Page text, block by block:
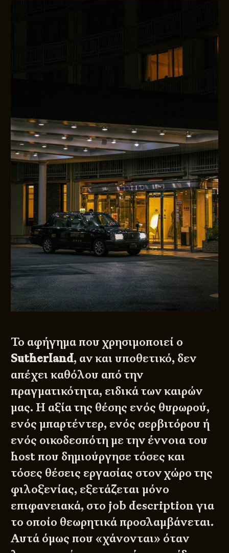
Το αφήγημα που χρησιμοποιεί ο
Sutherland, αν και υποθετικό, δεν
απέχει καθόλου από την
πραγματικότητα, ειδικά των καιρών
μας. Η αξία της θέσης ενός θυρωρού,
ενός μπαρτέντερ, ενός σερβιτόρου ή
ενός οικοδεσπότη με την έννοια του
host που δημιούργησε τόσες και
τόσες θέσεις εργασίας στον χώρο της
φιλοξενίας, εξετάζεται μόνο
επιφανειακά, στο job description για
το οποίο θεωρητικά προσλαμβάνεται.
Αυτά όμως που «χάνονται» όταν